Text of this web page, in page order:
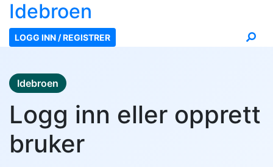
Idebroen
LOGG INN / REGISTRER
Idebroen
Logg inn eller opprett
bruker